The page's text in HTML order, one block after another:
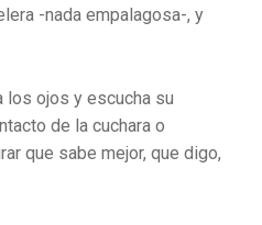
-nada empalagosa-, y
los ojos y escucha su
de la cuchara o
que sabe mejor, que digo,